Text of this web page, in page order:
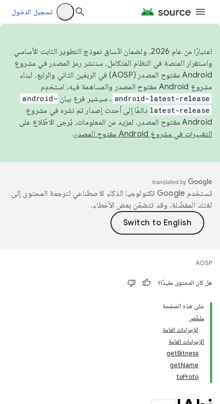
تسجيل الدخول
اعتبارًا من عام 2026، ولضمان اتّساق نموذج التطوير الثابت الأساسي
واستقرار المنصة في النظام المتكامل، سننشر رمز المصدر في مشروع
Android مفتوح المصدر (AOSP) في الربعَين الثاني والرابع. لبناء
مشروع Android مفتوح المصدر والمساهمة فيه، استخدِم
android-latest-release . سيشير فرع بيان android-
latest-release دائمًا إلى أحدث إصدار تم نشره في مشروع
Android مفتوح المصدر. لمزيد من المعلومات، يُرجى الاطّلاع على
التغييرات في مشروع Android مفتوح المصدر
.
تستخدم Google تكنولوجيا الذكاء الاصطناعي لترجمة المحتوى إلى
لغتك المفضّلة، وقد تتضمّن بعض الأخطاء.
AOSP
هل كان المحتوى مفيدًا؟
على هذه الصفحة
ملخّص
الإجراءات العامة
الإجراءات العامة
getBitness
getName
toProto